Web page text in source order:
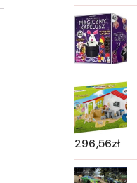
296,56zł